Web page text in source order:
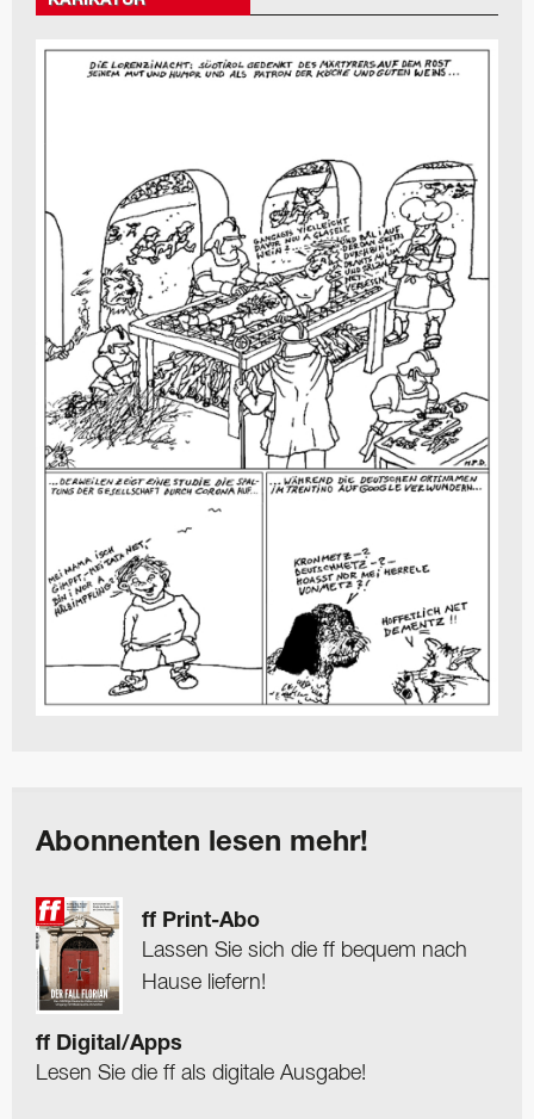
Abonnenten lesen mehr!
ff Print-Abo
Lassen Sie sich die ff bequem nach
Hause liefern!
ff Digital/Apps
Lesen Sie die ff als digitale Ausgabe!